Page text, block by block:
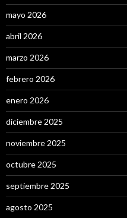
mayo 2026
abril 2026
marzo 2026
febrero 2026
enero 2026
diciembre 2025
noviembre 2025
octubre 2025
septiembre 2025
agosto 2025